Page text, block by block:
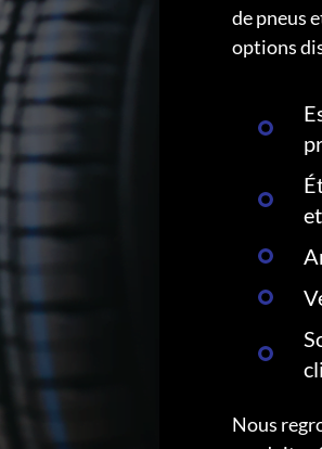
de pneus
options
Nous